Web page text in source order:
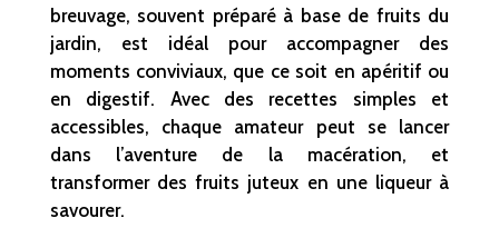
breuvage, souvent préparé à base de fruits du
jardin, est idéal pour accompagner des
moments conviviaux, que ce soit en apéritif ou
en digestif. Avec des recettes simples et
accessibles, chaque amateur peut se lancer
dans l’aventure de la macération, et
transformer des fruits juteux en une liqueur à
savourer.